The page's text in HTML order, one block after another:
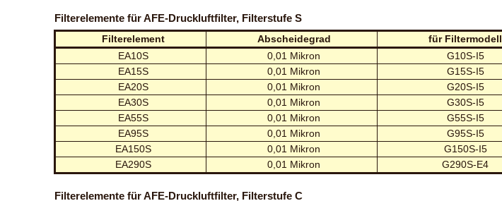
Filterelemente für AFE-Druckluftfilter, Filterstufe S
Filterelement Abscheidegrad für Filtermodell
EA10S
0,01 Mikron G10S-I5
EA15S
0,01 Mikron G15S-I5
EA20S
0,01 Mikron G20S-I5
EA30S
0,01 Mikron G30S-I5
EA55S
0,01 Mikron G55S-I5
EA95S
0,01 Mikron G95S-I5
EA150S
0,01 Mikron G150S-I5
EA290S
0,01 Mikron G290S-E4
Filterelemente für AFE-Druckluftfilter, Filterstufe C